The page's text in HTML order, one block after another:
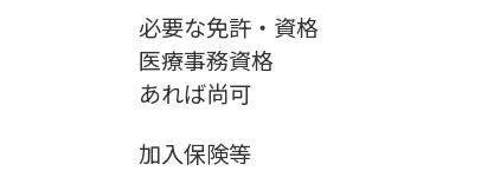
必要な免許・資格
医療事務資格
あれば尚可
加入保険等